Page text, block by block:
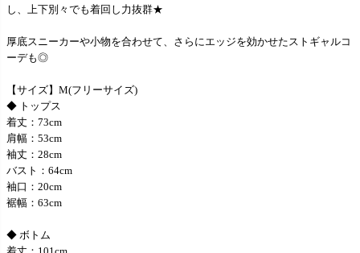
し、上下別々でも着回し力抜群★
厚底スニーカーや小物を合わせて、さらにエッジを効かせたストギャルコ
ーデも◎
【サイズ】M(フリーサイズ)
◆ トップス
着丈：73cm
肩幅：53cm
袖丈：28cm
バスト：64cm
袖口：20cm
裾幅：63cm
◆ ボトム